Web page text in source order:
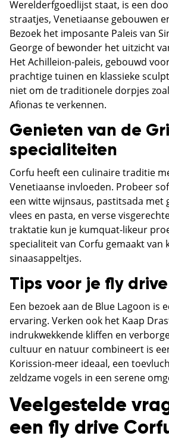
Werelderfgoedlijst staat, is een
straatjes, Venetiaanse gebouwen
Bezoek het imposante Paleis van
George of bewonder het uitzicht
Het Achilleion-paleis, gebouwd
prachtige tuinen en klassieke
niet om de traditionele dorpjes
Afionas te verkennen.
Genieten van de
specialiteiten
Corfu heeft een culinaire traditie
Venetiaanse invloeden. Probeer
een witte wijnsaus, pastitsada met
vlees en pasta, en verse
traktatie kun je kumquat-likeur
specialiteit van Corfu gemaakt van
sinaasappeltjes.
Tips voor je fly
Een bezoek aan de Blue Lagoon is
ervaring. Verken ook het Kaap
indrukwekkende kliffen en
cultuur en natuur combineert is
Korission-meer ideaal, een
zeldzame vogels in een serene
Veelgestelde
een fly drive